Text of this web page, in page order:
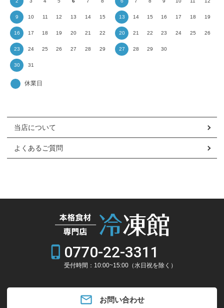
9 10 11 12 13 14 15
16 17 18 19 20 21 22
23 24 25 26 27 28 29
30 31
13 14 15 16 17 18 19
20 21 22 23 24 25 26
27 28 29 30
当店について
よくあるご質問
phone_iphone 0770-22-3311
受付時間：10:00~15:00（水日祝を除く）
email お問い合わせ